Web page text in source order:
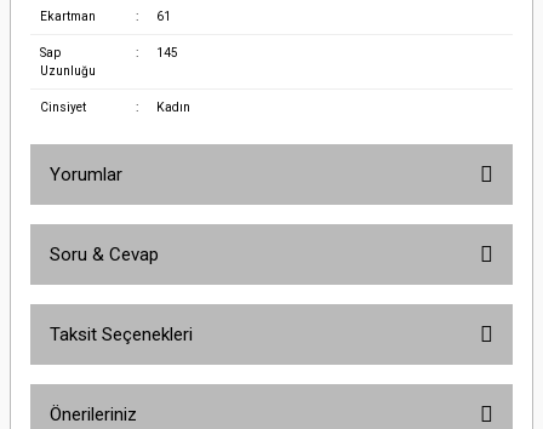
Ekartman : 61
Sap
Uzunluğu
: 145
Cinsiyet : Kadın
Yorumlar
Soru & Cevap
Taksit Seçenekleri
Önerileriniz